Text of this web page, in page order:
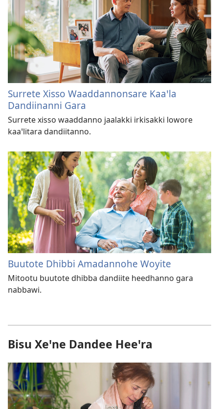
Surrete Xisso Waaddannonsare Kaaꞌla
Dandiinanni Gara
Surrete xisso waaddanno jaalakki irkisakki lowore
kaaꞌlitara dandiitanno.
Buutote Dhibbi Amadannohe Woyite
Mitootu buutote dhibba dandiite heedhanno gara
nabbawi.
Bisu Xeꞌne Dandee Heeꞌra